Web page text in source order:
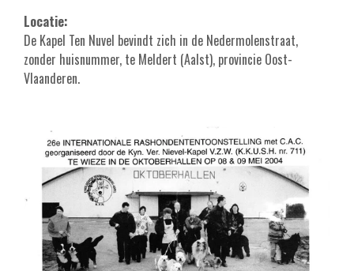
Locatie:
De Kapel Ten Nuvel bevindt zich in de Nedermolenstraat,
zonder huisnummer, te Meldert (Aalst), provincie Oost-
Vlaanderen.